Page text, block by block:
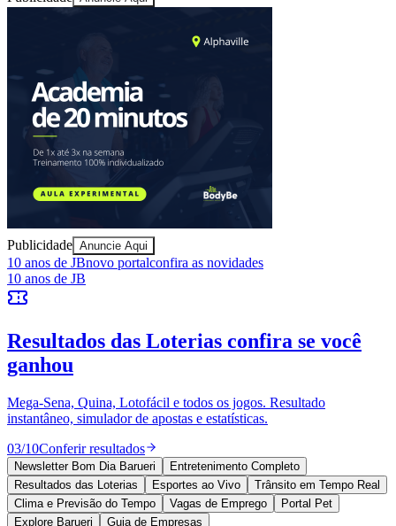
Publicidade Anuncie Aqui
10 anos de JBnovo portalconfira as novidades
10 anos de JB
Resultados das Loterias confira se você
ganhou
Mega-Sena, Quina, Lotofácil e todos os jogos. Resultado
instantâneo, simulador de apostas e estatísticas.
03/10Conferir resultados
Newsletter Bom Dia Barueri
Entretenimento Completo
Resultados das Loterias
Esportes ao Vivo
Trânsito em Tempo Real
Clima e Previsão do Tempo
Vagas de Emprego
Portal Pet
Explore Barueri
Guia de Empresas